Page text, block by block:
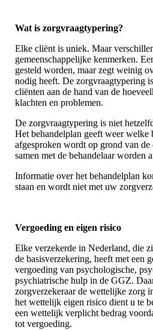
Wat is zorgvraagtypering?
Elke cliënt is uniek. Maar
gemeenschappelijke kenmerken.
gesteld worden, maar zegt weinig
nodig heeft. De zorgvraagtypering
cliënten aan de hand van de
klachten en problemen.
De zorgvraagtypering is niet
Het behandelplan geeft weer welke
afgesproken wordt op grond van de
samen met de behandelaar worden
Informatie over het behandelplan
staan en wordt niet met uw
Vergoeding en eigen risico
Elke verzekerde in Nederland, die
de basisverzekering, heeft met een
vergoeding van psychologische,
psychiatrische hulp in de GGZ.
zorgverzekeraar de wettelijke zorg
het wettelijk eigen risico dient u te
een wettelijk verplicht bedrag
tot vergoeding.